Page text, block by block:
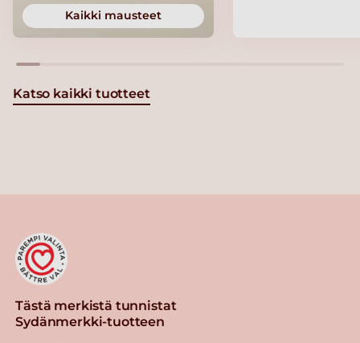
Kaikki mausteet
Katso kaikki tuotteet
Tästä merkistä tunnistat
Sydänmerkki-tuotteen